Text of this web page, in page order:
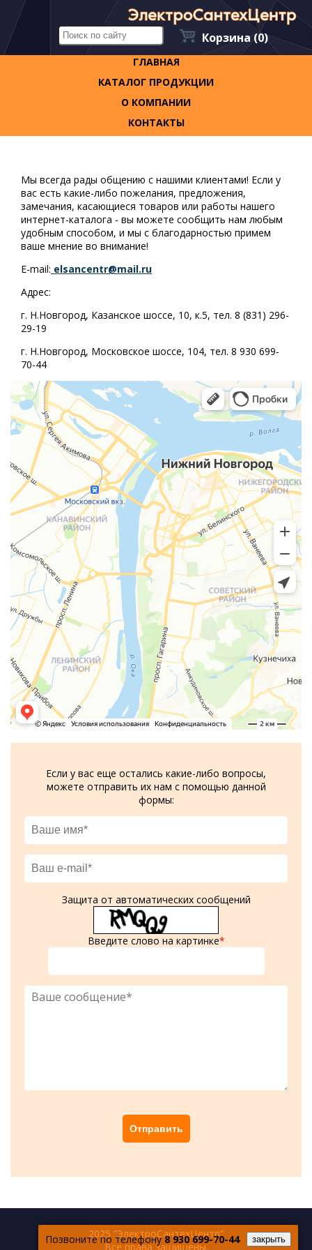
Корзина (0)
ГЛАВНАЯ
КАТАЛОГ ПРОДУКЦИИ
О КОМПАНИИ
КОНТАКТЫ
Мы всегда рады общению с нашими клиентами! Если у
вас есть какие-либо пожелания, предложения,
замечания, касающиеся товаров или работы нашего
интернет-каталога - вы можете сообщить нам любым
удобным способом, и мы с благодарностью примем
ваше мнение во внимание!
E-mail: elsancentr@mail.ru
Адрес:
г. Н.Новгород, Казанское шоссе, 10, к.5, тел. 8 (831) 296-
29-19
г. Н.Новгород, Московское шоссе, 104, тел. 8 930 699-
70-44
Если у вас еще остались какие-либо вопросы,
можете отправить их нам с помощью данной
формы:
Защита от автоматических сообщений
Введите слово на картинке*
Позвоните по телефону8 930 699-70-44 закрыть
2025 “ЭлектроСантехЦентр”
Все права защищены.